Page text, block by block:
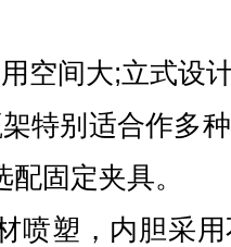
空间大;立式设
特别适合作多
固定夹具。
喷塑，内胆采